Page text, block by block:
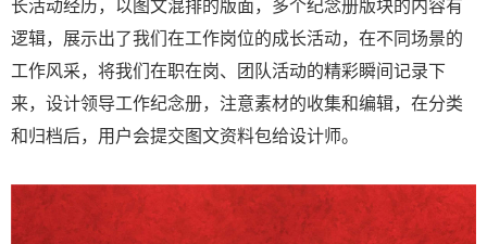
长活动经历，以图文混排的版面，多个纪念册版块的内容有
逻辑，展示出了我们在工作岗位的成长活动，在不同场景的
工作风采，将我们在职在岗、团队活动的精彩瞬间记录下
来，设计领导工作纪念册，注意素材的收集和编辑，在分类
和归档后，用户会提交图文资料包给设计师。